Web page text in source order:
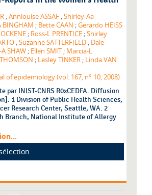
;Annlouise ASSAF ;Shirley-Aa
BINGHAM ; Bette CAAN ;Gerardo HEISS
; Ross-L PRENTICE ;Shirley
;Suzanne SATTERFIELD ; Dale
SHAW ; Ellen SMIT ; Marcia-L
; Lesley TINKER ; Linda VAN
of epidemiology (vol. 167, n° 10, 2008)
par INIST-CNRS R0xCEDFA. Diffusion
1 Division of Public Health Sciences,
Research Center, Seattle, WA. 2
Branch, National Institute of Allergy